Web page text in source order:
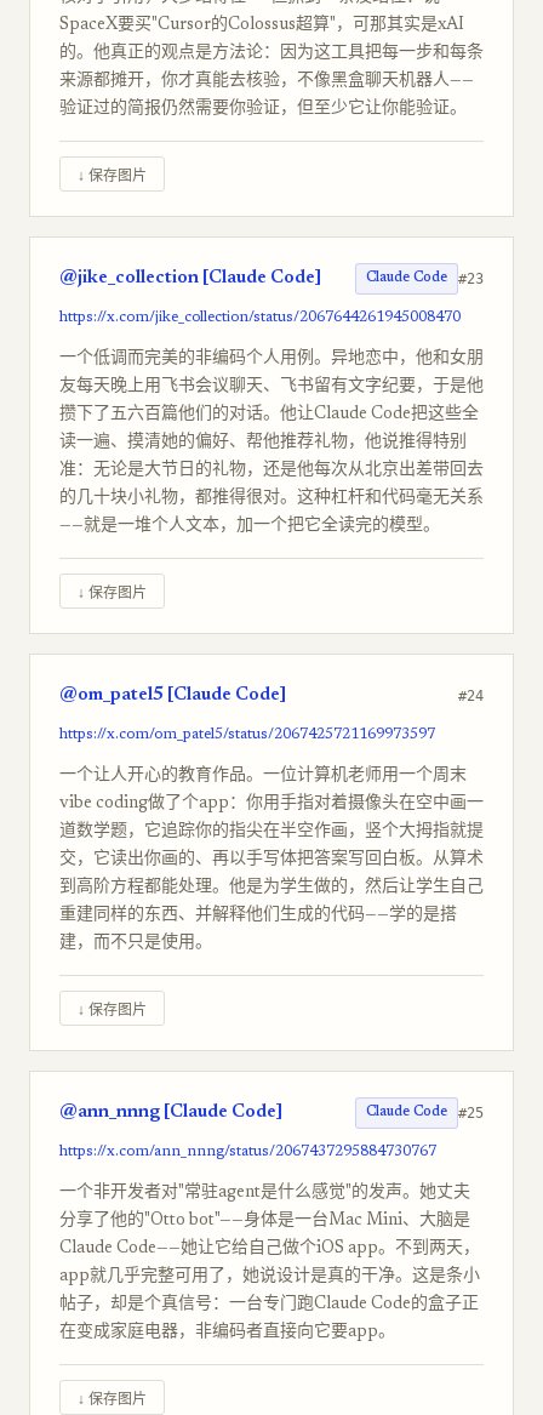
SpaceX要买"Cursor的Colossus超算"，可那其实是xAI
的。他真正的观点是方法论：因为这工具把每一步和每条
来源都摊开，你才真能去核验，不像黑盒聊天机器人——
验证过的简报仍然需要你验证，但至少它让你能验证。
↓ 保存图片
@jike_collection [Claude Code] Claude Code #23
https://x.com/jike_collection/status/2067644261945008470
一个低调而完美的非编码个人用例。异地恋中，他和女朋
友每天晚上用飞书会议聊天、飞书留有文字纪要，于是他
攒下了五六百篇他们的对话。他让Claude Code把这些全
读一遍、摸清她的偏好、帮他推荐礼物，他说推得特别
准：无论是大节日的礼物，还是他每次从北京出差带回去
的几十块小礼物，都推得很对。这种杠杆和代码毫无关系
——就是一堆个人文本，加一个把它全读完的模型。
↓ 保存图片
@om_patel5 [Claude Code] #24
https://x.com/om_patel5/status/2067425721169973597
一个让人开心的教育作品。一位计算机老师用一个周末
vibe coding做了个app：你用手指对着摄像头在空中画一
道数学题，它追踪你的指尖在半空作画，竖个大拇指就提
交，它读出你画的、再以手写体把答案写回白板。从算术
到高阶方程都能处理。他是为学生做的，然后让学生自己
重建同样的东西、并解释他们生成的代码——学的是搭
建，而不只是使用。
↓ 保存图片
@ann_nnng [Claude Code] Claude Code #25
https://x.com/ann_nnng/status/2067437295884730767
一个非开发者对"常驻agent是什么感觉"的发声。她丈夫
分享了他的"Otto bot"——身体是一台Mac Mini、大脑是
Claude Code——她让它给自己做个iOS app。不到两天，
app就几乎完整可用了，她说设计是真的干净。这是条小
帖子，却是个真信号：一台专门跑Claude Code的盒子正
在变成家庭电器，非编码者直接向它要app。
↓ 保存图片